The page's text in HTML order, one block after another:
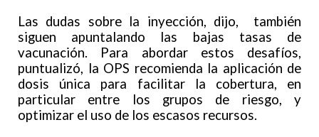
Las dudas sobre la inyección, dijo, también
siguen apuntalando las bajas tasas de
vacunación. Para abordar estos desafíos,
puntualizó, la OPS recomienda la aplicación de
dosis única para facilitar la cobertura, en
particular entre los grupos de riesgo, y
optimizar el uso de los escasos recursos.